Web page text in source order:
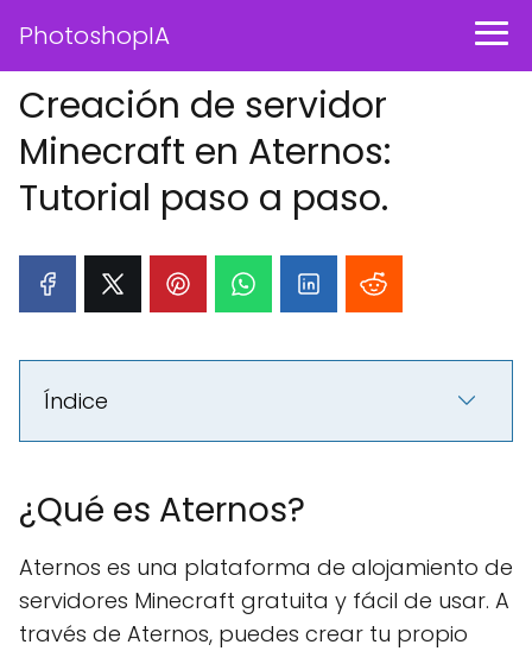
PhotoshopIA
Creación de servidor
Minecraft en Aternos:
Tutorial paso a paso.
Índice
¿Qué es Aternos?
Aternos es una plataforma de alojamiento de
servidores Minecraft gratuita y fácil de usar. A
través de Aternos, puedes crear tu propio